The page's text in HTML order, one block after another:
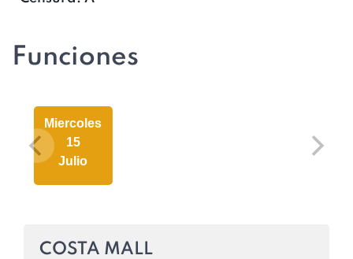
Funciones
Miercoles
15
Julio
COSTA MALL